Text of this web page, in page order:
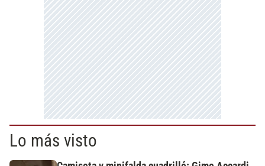
Lo más visto